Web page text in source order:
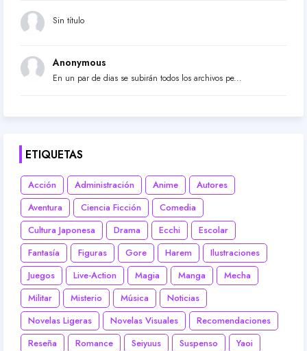
Sin título
Anonymous
En un par de dias se subirán todos los archivos pe...
ETIQUETAS
Acción Administración Anime
Autores
Aventura
Ciencia Ficción
Comedia
Cultura Japonesa
Drama Ecchi
Escolar
Fantasía
Figuras Gore Harem
Ilustraciones
Juegos
Live-Action Magia Manga
Mecha
Militar
Misterio Música
Noticias
Novelas Ligeras
Novelas Visuales
Recomendaciones
Reseña
Romance Seiyuus Suspenso
Yaoi